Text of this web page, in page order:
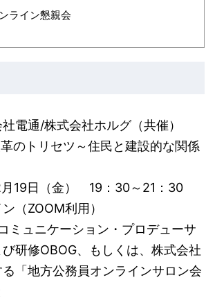
ライン懇親会
電通/株式会社ホルグ（共催）
のトリセツ～住民と建設的な関係
月19日（金） 19：30～21：30
（ZOOM利用）
ミュニケーション・プロデューサ
研修OBOG、もしくは、株式会社
「地方公務員オンラインサロン会